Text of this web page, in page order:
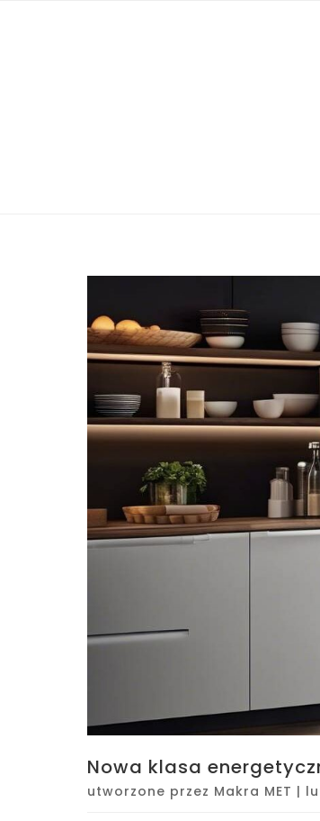
Nowa klasa
utworzone przez Makra MET |